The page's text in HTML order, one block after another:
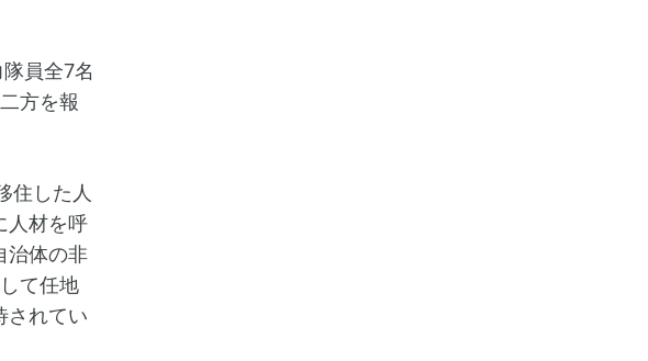
員全7名
方を報
住した人
人材を呼
治体の非
て任地
されてい